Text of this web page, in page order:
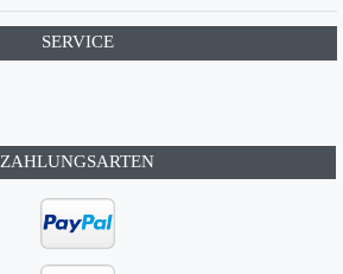
SERVICE
ZAHLUNGSARTEN